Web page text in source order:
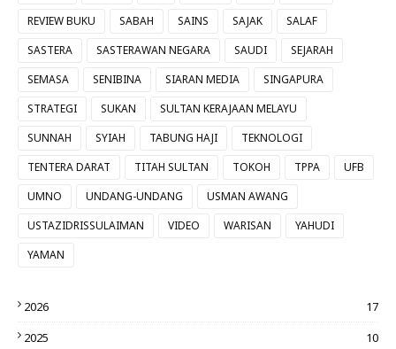
REVIEW BUKU
SABAH SAINS SAJAK
SALAF
SASTERA
SASTERAWAN NEGARA SAUDI
SEJARAH
SEMASA
SENIBINA SIARAN MEDIA
SINGAPURA
STRATEGI
SUKAN
SULTAN KERAJAAN MELAYU
SUNNAH
SYIAH TABUNG HAJI
TEKNOLOGI
TENTERA DARAT
TITAH SULTAN TOKOH TPPA
UFB
UMNO
UNDANG-UNDANG
USMAN AWANG
USTAZIDRISSULAIMAN
VIDEO WARISAN
YAHUDI
YAMAN
2026
17
2025
10